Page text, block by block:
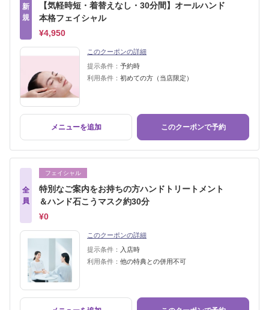
新
規
【気軽時短・着替えなし・30分間】オールハンド
本格フェイシャル
¥4,950
このクーポンの詳細
提示条件： 予約時
利用条件： 初めての方（当店限定）
メニューを追加 このクーポンで予約
全
員
フェイシャル
特別なご案内をお持ちの方ハンドトリートメント
＆ハンド石こうマスク約30分
¥0
このクーポンの詳細
提示条件：
入店時
利用条件： 他の特典との併用不可